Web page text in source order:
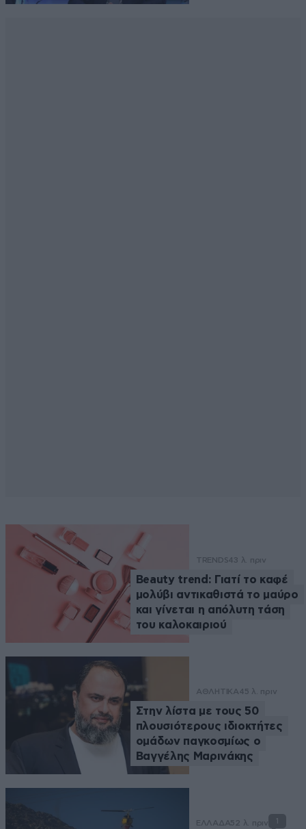
TRENDS43 λ. πριν
Beauty trend: Γιατί το καφέ
μολύβι αντικαθιστά το μαύρο
και γίνεται η απόλυτη τάση
του καλοκαιριού
ΑΘΛΗΤΙΚΑ45 λ. πριν
Στην λίστα με τους 50
πλουσιότερους ιδιοκτήτες
ομάδων παγκοσμίως ο
Βαγγέλης Μαρινάκης
ΕΛΛΑΔΑ52 λ. πριν 1